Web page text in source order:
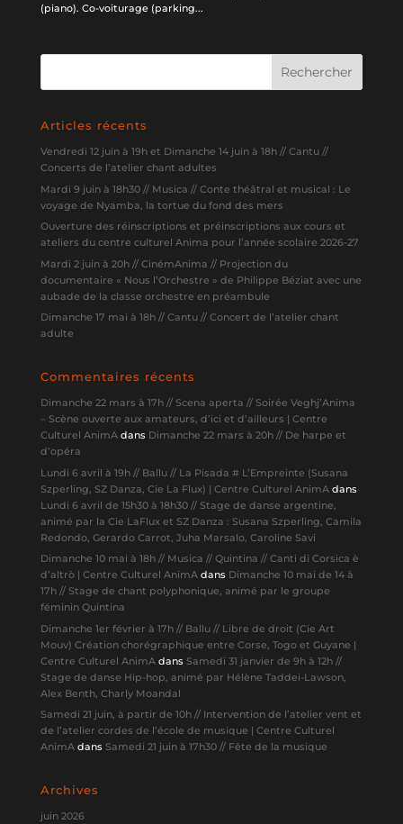
(piano). Co-voiturage (parking...
Articles récents
Vendredi 12 juin à 19h et Dimanche 14 juin à 18h // Cantu //
Concerts de l’atelier chant adultes
Mardi 9 juin à 18h30 // Musica // Conte théâtral et musical : Le
voyage de Nyamba, la tortue du fond des mers
Ouverture des réinscriptions et préinscriptions aux cours et
ateliers du centre culturel Anima pour l’année scolaire 2026-27
Mardi 2 juin à 20h // CinémAnima // Projection du
documentaire « Nous l’Orchestre » de Philippe Béziat avec une
aubade de la classe orchestre en préambule
Dimanche 17 mai à 18h // Cantu // Concert de l’atelier chant
adulte
Commentaires récents
Dimanche 22 mars à 17h // Scena aperta // Soirée Veghj’Anima
– Scène ouverte aux amateurs, d’ici et d’ailleurs | Centre
Culturel AnimAdans Dimanche 22 mars à 20h // De harpe et
d’opéra
Lundi 6 avril à 19h // Ballu // La Pisada # L’Empreinte (Susana
Szperling, SZ Danza, Cie La Flux) | Centre Culturel AnimAdans
Lundi 6 avril de 15h30 à 18h30 // Stage de danse argentine,
animé par la Cie LaFlux et SZ Danza : Susana Szperling, Camila
Redondo, Gerardo Carrot, Juha Marsalo, Caroline Savi
Dimanche 10 mai à 18h // Musica // Quintina // Canti di Corsica è
d’altrò | Centre Culturel AnimAdans Dimanche 10 mai de 14 à
17h // Stage de chant polyphonique, animé par le groupe
féminin Quintina
Dimanche 1er février à 17h // Ballu // Libre de droit (Cie Art
Mouv) Création chorégraphique entre Corse, Togo et Guyane |
Centre Culturel AnimAdans Samedi 31 janvier de 9h à 12h //
Stage de danse Hip-hop, animé par Hélène Taddei-Lawson,
Alex Benth, Charly Moandal
Samedi 21 juin, à partir de 10h // Intervention de l’atelier vent et
de l’atelier cordes de l’école de musique | Centre Culturel
AnimAdans Samedi 21 juin à 17h30 // Fête de la musique
Archives
juin 2026